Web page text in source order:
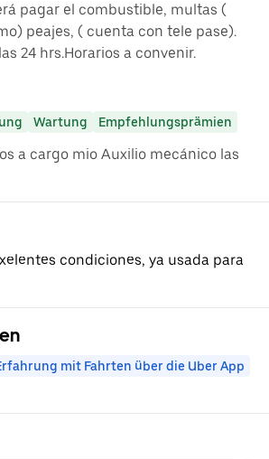
pagar el combustible, multas (
peajes, ( cuenta con tele pase).
24 hrs.Horarios a convenir.
Wartung Empfehlungsprämien
a cargo mio Auxilio mecánico las
condiciones, ya usada para
mit Fahrten über die Uber App